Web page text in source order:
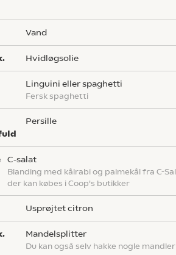
vand
hvidløgsolie
linguini eller spaghetti
Fersk spaghetti
persille
c-salat
Blanding med kålrabi og palmekål fra C-Salat,
der kan købes i Coop's butikker
usprøjtet citron
mandelsplitter
Du kan også selv hakke nogle mandler